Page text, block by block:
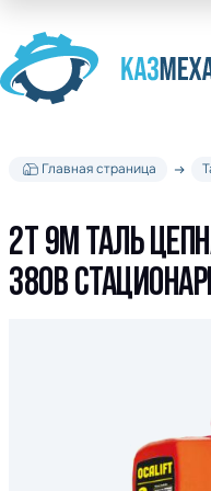
Главная страница
2Т 9М ТАЛЬ
380В